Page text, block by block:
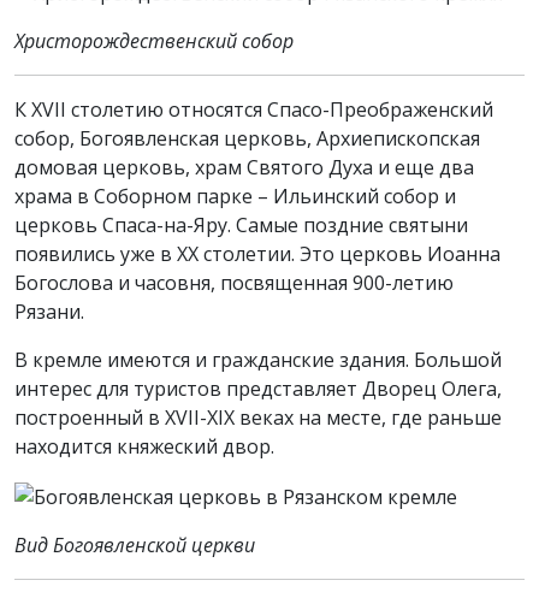
Христорождественский собор
К XVII столетию относятся Спасо-Преображенский
собор, Богоявленская церковь, Архиепископская
домовая церковь, храм Святого Духа и еще два
храма в Соборном парке – Ильинский собор и
церковь Спаса-на-Яру. Самые поздние святыни
появились уже в XX столетии. Это церковь Иоанна
Богослова и часовня, посвященная 900-летию
Рязани.
В кремле имеются и гражданские здания. Большой
интерес для туристов представляет Дворец Олега,
построенный в XVII-XIX веках на месте, где раньше
находится княжеский двор.
Вид Богоявленской церкви